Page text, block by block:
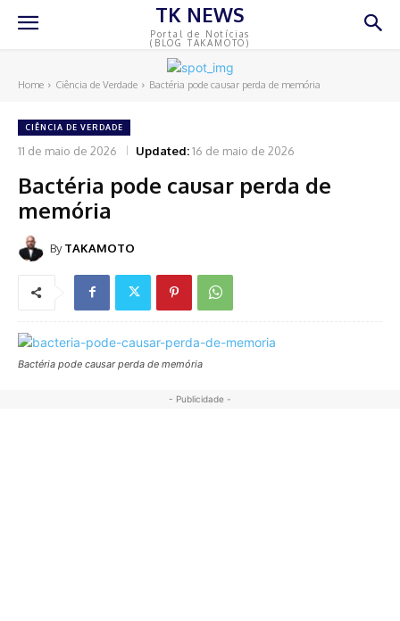
TK NEWS
Portal de Notícias
(BLOG TAKAMOTO)
Home Ciência de Verdade Bactéria pode causar perda de memória
CIÊNCIA DE VERDADE
11 de maio de 2026 Updated:16 de maio de 2026
Bactéria pode causar perda de
memória
By TAKAMOTO
Bactéria pode causar perda de memória
- Publicidade -